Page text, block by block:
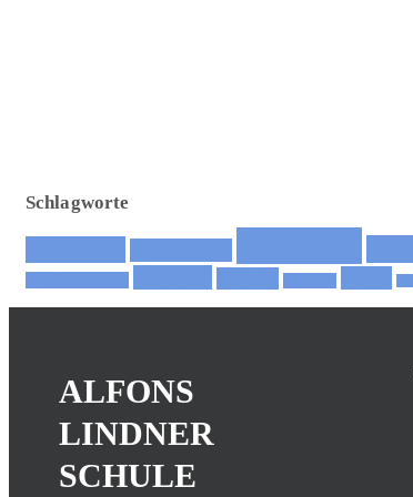
Schlagworte
ALFONS
LINDNER
SCHULE